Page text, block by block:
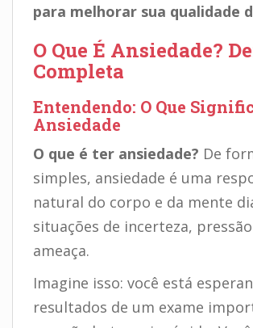
para melhorar sua qualidade
O Que É Ansiedade?
Completa
Entendendo: O Que
Ansiedade
O que é ter ansiedade? De
simples, ansiedade é uma
natural do corpo e da mente
situações de incerteza,
ameaça.
Imagine isso: você está
resultados de um exame